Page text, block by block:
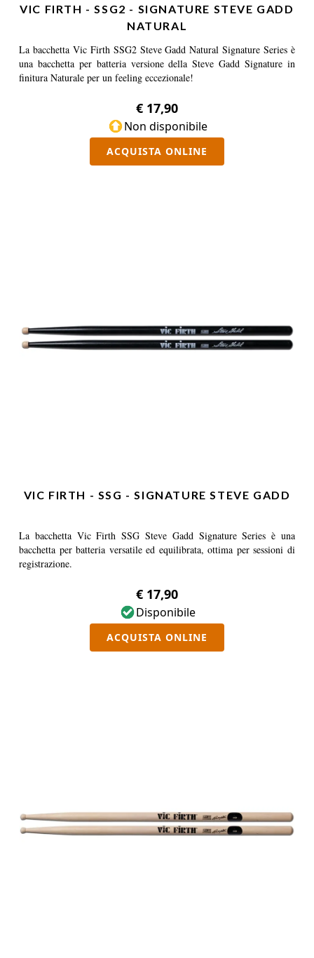
VIC FIRTH - SSG2 - SIGNATURE STEVE GADD
NATURAL
La bacchetta Vic Firth SSG2 Steve Gadd Natural Signature Series è
una bacchetta per batteria versione della Steve Gadd Signature in
finitura Naturale per un feeling eccezionale!
€ 17,90
Non disponibile
ACQUISTA ONLINE
VIC FIRTH - SSG - SIGNATURE STEVE GADD
La bacchetta Vic Firth SSG Steve Gadd Signature Series è una
bacchetta per batteria versatile ed equilibrata, ottima per sessioni di
registrazione.
€ 17,90
Disponibile
ACQUISTA ONLINE